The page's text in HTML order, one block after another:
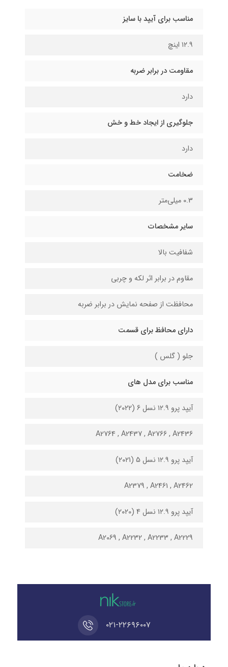
مناسب برای آیپد با سایز
۱۲.۹ اینچ
مقاومت در برابر ضربه
دارد
جلوگیری از ایجاد خط و خش
دارد
ضخامت
0.3 میلی‌متر
سایر مشخصات
شفافیت بالا
مقاوم در برابر اثر لکه و چربی
محافظت از صفحه نمایش در برابر ضربه
دارای محافظ برای قسمت
جلو ( گلس )
مناسب برای مدل های
آیپد پرو ۱۲.۹ نسل 6 (۲۰۲۲)
A2764 , A2437 , A2766 , A2436
آیپد پرو ۱۲.۹ نسل 5 (۲۰۲1)
A2379 , A2461 , A2462
آیپد پرو ۱۲.۹ نسل 4 (۲۰۲0)
A2069 , A2232 , A2233 , A2229
۰۲۱-۲۲۶۹۶۰۰۷